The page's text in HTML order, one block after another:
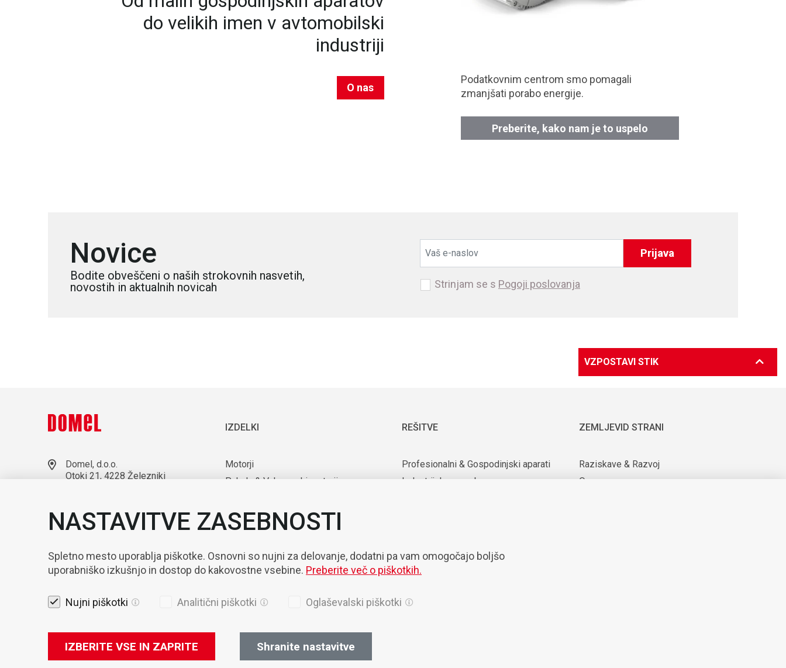
do velikih imen v avtomobilski
industriji
O nas
Podatkovnim centrom smo pomagali
zmanjšati porabo energije.
Preberite, kako nam je to uspelo
Novice
Bodite obveščeni o naših strokovnih nasvetih,
novostih in aktualnih novicah
Prijava
Strinjam se s Pogoji poslovanja
VZPOSTAVI STIK
Domel, d.o.o.
Otoki 21, 4228 Železniki
sales@domel.com
Lokacije skladišč
IZDELKI
Motorji
Puhala & Vakuumski motorji
Komponente
Avtomatizacija & Robotizacija
REŠITVE
Profesionalni & Gospodinjski aparati
Industrijska uporaba
ZEMLJEVID STRANI
Raziskave & Razvoj
O nas
Pravna obvestila Piškotki Politika Zasebnosti
NASTAVITVE ZASEBNOSTI
Spletno mesto uporablja piškotke. Osnovni so nujni za delovanje, dodatni pa vam omogočajo boljšo
uporabniško izkušnjo in dostop do kakovostne vsebine. Preberite več o piškotkih.
Nujni piškotki Analitični piškotki Oglaševalski piškotki
IZBERITE VSE IN ZAPRITE Shranite nastavitve